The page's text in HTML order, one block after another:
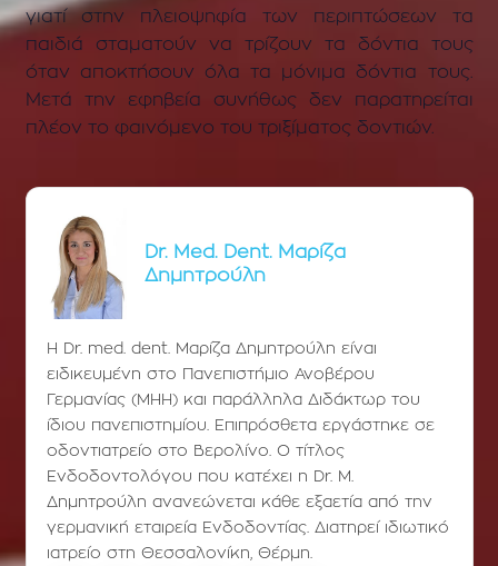
γιατί στην πλειοψηφία των περιπτώσεων τα
παιδιά σταματούν να τρίζουν τα δόντια τους
όταν αποκτήσουν όλα τα μόνιμα δόντια τους.
Μετά την εφηβεία συνήθως δεν παρατηρείται
πλέον το φαινόμενο του τριξίματος δοντιών.
Dr. Med. Dent. Μαρίζα
Δημητρούλη
Η Dr. med. dent. Μαρίζα Δημητρούλη είναι
ειδικευμένη στο Πανεπιστήμιο Ανοβέρου
Γερμανίας (ΜΗΗ) και παράλληλα Διδάκτωρ του
ίδιου πανεπιστημίου. Επιπρόσθετα εργάστηκε σε
οδοντιατρείο στο Βερολίνο. Ο τίτλος
Ενδοδοντολόγου που κατέχει η Dr. Μ.
Δημητρούλη ανανεώνεται κάθε εξαετία από την
γερμανική εταιρεία Ενδοδοντίας. Διατηρεί ιδιωτικό
ιατρείο στη Θεσσαλονίκη, Θέρμη.